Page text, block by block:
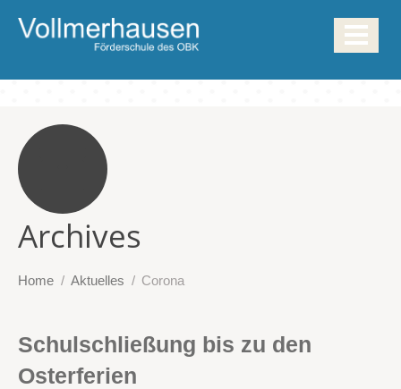
Archives
Home Aktuelles Corona
Schulschließung bis zu den
Osterferien